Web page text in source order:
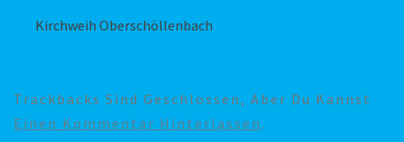
Kirchweih Oberschöllenbach
Trackbacks Sind Geschlossen, Aber Du Kannst
Einen Kommentar Hinterlassen .